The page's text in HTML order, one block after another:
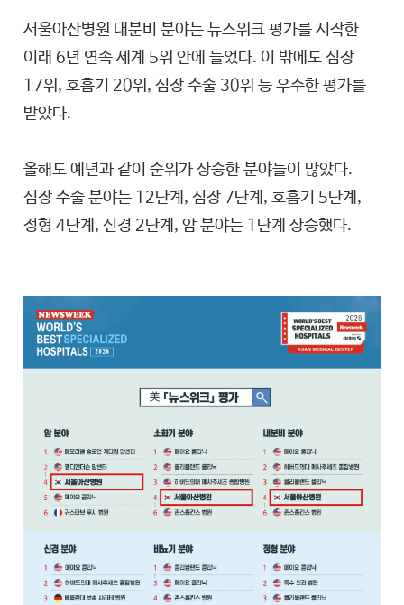
서울아산병원 내분비 분야는 뉴스위크 평가를 시작한
이래 6년 연속 세계 5위 안에 들었다. 이 밖에도 심장
17위, 호흡기 20위, 심장 수술 30위 등 우수한 평가를
받았다.
올해도 예년과 같이 순위가 상승한 분야들이 많았다.
심장 수술 분야는 12단계, 심장 7단계, 호흡기 5단계,
정형 4단계, 신경 2단계, 암 분야는 1단계 상승했다.